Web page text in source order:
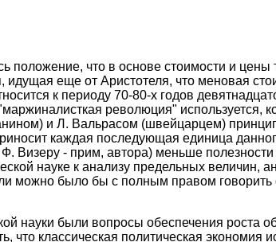
положение, что в основе стоимости и цены
еще от Аристотеля, что меновая
к периоду 70-80-х годов
революция" используется,
и Л. Вальрасом (швейцарцем)
каждая последующая единица
Ф. Визеру - прим, автора) меньше
науке к анализу предельных величин,
можно было бы с полным правом
были вопросы обеспечения роста
классическая политическая экономия